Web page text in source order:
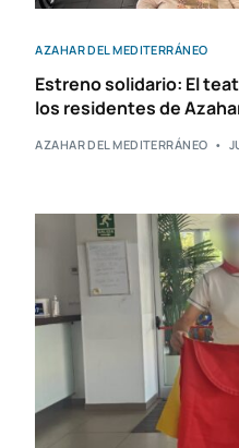
AZAHAR DEL MEDITERRÁNEO
Estreno solidario: El
los residentes de
AZAHAR DEL MEDITERRÁNEO